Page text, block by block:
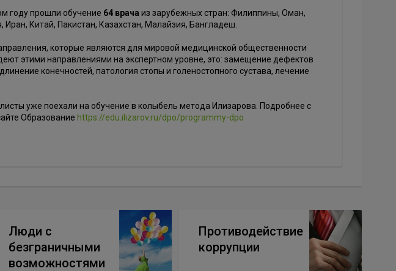
году прошли обучение 64 врача из зарубежных стран: Филиппины, Оман,
Китай, Пакистан, Казахстан, Малайзия, Бангладеш.
которые являются для мировой медицинской общественности
этими направлениями на экспертном уровне, это: замещение дефектов
конечностей, патология стопы и голеностопного сустава, лечение
уже поехали на обучение в колыбель метода Илизарова. Подробнее с
Образование https://edu.ilizarov.ru/dpo/programmy-dpo
Люди с
безграничными
возможностями
Противодействие
коррупции